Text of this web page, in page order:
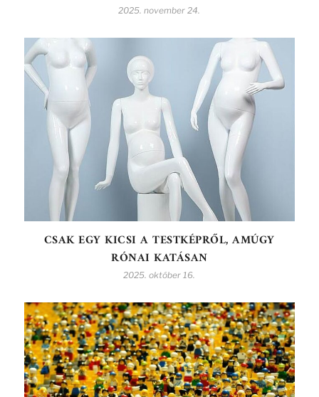
2025. november 24.
CSAK EGY KICSI A TESTKÉPRŐL, AMÚGY
RÓNAI KATÁSAN
2025. október 16.